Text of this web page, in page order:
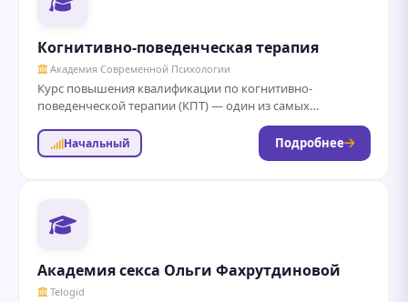
Когнитивно-поведенческая терапия
Академия Современной Психологии
Курс повышения квалификации по когнитивно-
поведенческой терапии (КПТ) — один из самых
востребованных научно-доказательных подходов в
психотерапии. Программа позволяет с нуля...
Начальный Подробнее
Академия секса Ольги Фахрутдиновой
Telogid